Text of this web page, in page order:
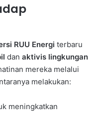
RUU Energi terbaru
dan aktivis lingkungan
mereka melalui
melakukan:
meningkatkan